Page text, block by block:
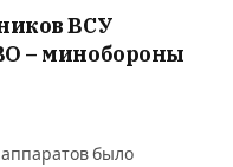
ВСУ
– минобороны
было